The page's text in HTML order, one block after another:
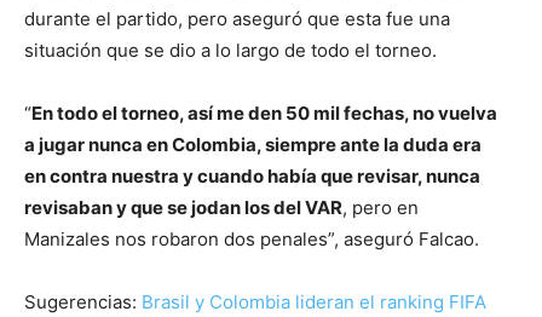
durante el partido, pero aseguró que esta fue una
situación que se dio a lo largo de todo el torneo.
“En todo el torneo, así me den 50 mil fechas, no vuelva
a jugar nunca en Colombia, siempre ante la duda era
en contra nuestra y cuando había que revisar, nunca
revisaban y que se jodan los del VAR, pero en
Manizales nos robaron dos penales”, aseguró Falcao.
Sugerencias: Brasil y Colombia lideran el ranking FIFA